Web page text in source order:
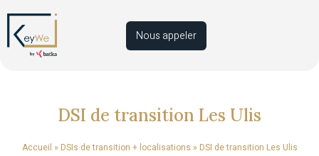
Nous appeler
DSI de transition Les Ulis
Accueil » DSIs de transition + localisations » DSI de transition Les Ulis